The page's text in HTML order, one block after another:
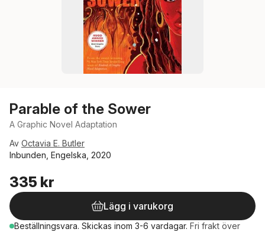
Parable of the Sower
A Graphic Novel Adaptation
Av Octavia E. Butler
Inbunden, Engelska, 2020
335 kr
Lägg i varukorg
Beställningsvara. Skickas inom 3-6 vardagar. Fri frakt över